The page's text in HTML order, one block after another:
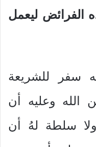
الفرائض ليعمل
سفر للشريعة
الله وعليه أن
سلطة لهُ أن